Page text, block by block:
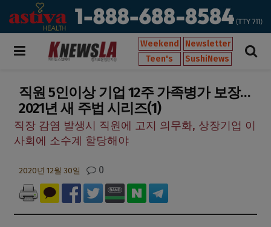
Weekend
Newsletter
Teen's
SushiNews
직원 5인이상 기업 12주 가족병가 보장…
2021년 새 주법 시리즈(1)
직장 감염 발생시 직원에 고지 의무화, 상장기업 이
사회에 소수계 할당해야
2020년 12월 30일 0